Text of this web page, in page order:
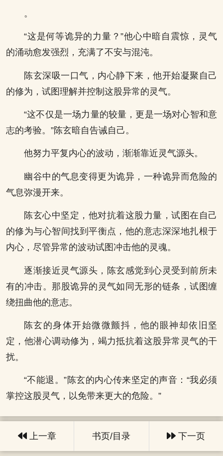
。
“这是何等诡异的力量？”他心中暗自震惊，灵气
的涌动愈发强烈，充满了不安与混沌。
陈玄深吸一口气，内心静下来，他开始凝聚自己
的修为，试图理解并控制这股异常的灵气。
“这不仅是一场力量的较量，更是一场对心智和意
志的考验。”陈玄暗自告诫自己。
他努力平复内心的波动，渐渐靠近灵气源头。
幽谷中的气息变得更为诡异，一种诡异而危险的
气息弥漫开来。
陈玄心中坚定，他对抗着这股力量，试图在自己
的修为与心智间找到平衡点，他的意志深深地扎根于
内心，尽管异常的波动试图冲击他的灵魂。
逐渐接近灵气源头，陈玄感觉到心灵受到前所未
有的冲击。那股诡异的灵气如同无形的链条，试图缠
绕扭曲他的意志。
陈玄的身体开始微微颤抖，他的眼神却依旧坚
定，他潜心调动修为，竭力抵抗着这股异常灵气的干
扰。
“不能退。”陈玄的内心传来坚定的声音：“我必须
掌控这股灵气，以免带来更大的危险。”
上一章 书页/目录 下一页